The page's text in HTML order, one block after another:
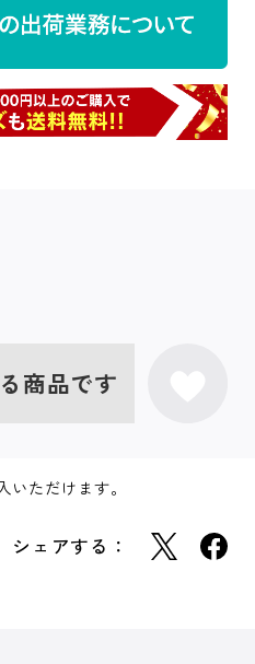
商品です
いただけます。
シェアする：